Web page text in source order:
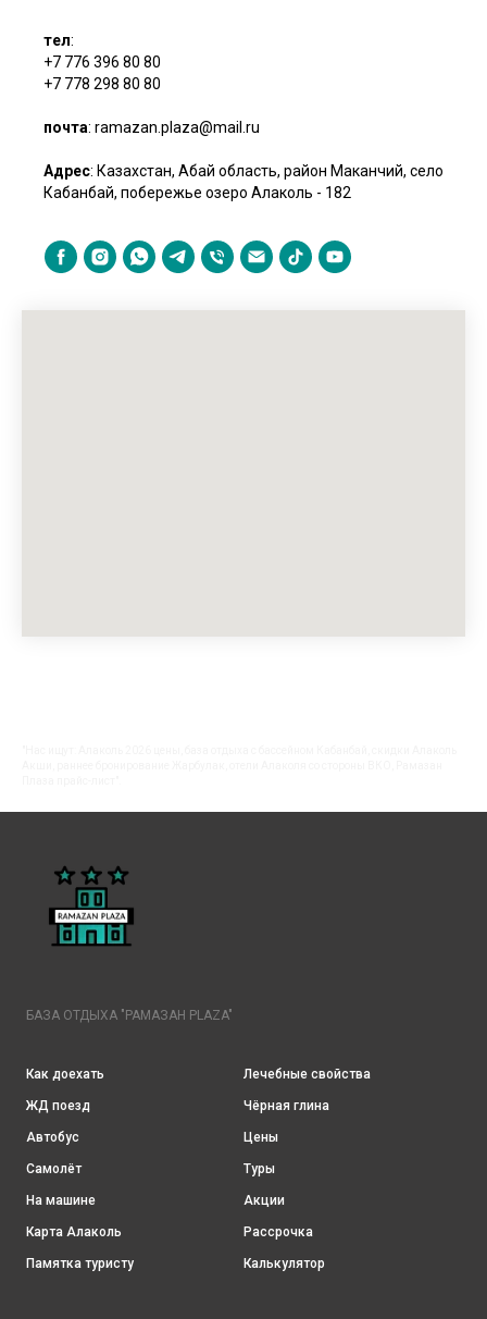
тел:
+7 776 396 80 80
+7 778 298 80 80
почта: ramazan.plaza@mail.ru
Адрес: Казахстан, Абай область, район Маканчий, село
Кабанбай, побережье озеро Алаколь - 182
БАЗА ОТДЫХА "РАМАЗАН PLAZA"
Как доехать
ЖД поезд
Автобус
Самолёт
На машине
Карта Алаколь
Памятка туристу
Лечебные свойства
Чёрная глина
Цены
Туры
Акции
Рассрочка
Калькулятор